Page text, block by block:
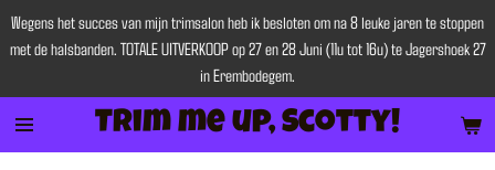
Ga
direct
de
hoofdinhoudTrim me up, Scotty!
Wegens het succes van mijn trimsalon heb ik besloten om na 8 leuke jaren te stoppen
met de halsbanden. TOTALE UITVERKOOP op 27 en 28 Juni (11u tot 16u) te Jagershoek 27
in Erembodegem.